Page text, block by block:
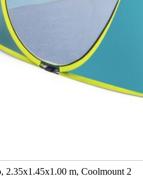
2.35x1.45x1.00 m, Coolmount 2